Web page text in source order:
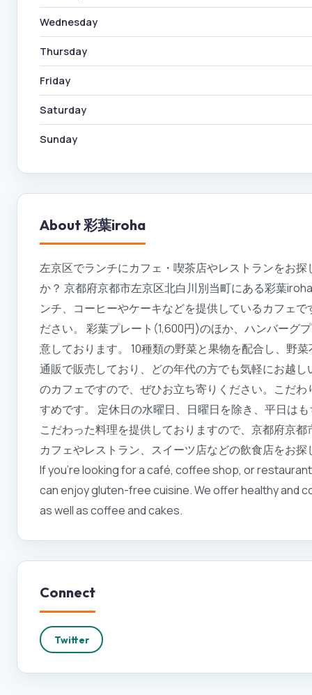
Wednesday
Thursday
Friday
Saturday
Sunday
About彩葉iroha
左京区でランチにカフェ・喫茶店やレストランをお
か？ 京都府京都市左京区北白川別当町にある彩葉
ンチ、コーヒーやケーキなどを提供しているカフェ
ださい。 彩葉プレート(1,600円)のほか、ハンバーグ
意しております。 10種類の野菜と果物を配合し、野
通販で販売しており、どの年代の方でも気軽にお越
のカフェですので、ぜひお立ち寄りください。こだ
すめです。 定休日の水曜日、日曜日を除き、平日は
こだわった料理を提供しておりますので、京都府京
カフェやレストラン、スイーツ店などの飲食店をお
If you're looking for a café, coffee shop, or
can enjoy gluten-free cuisine. We offer healthy and
as well as coffee and cakes.
Connect
Twitter